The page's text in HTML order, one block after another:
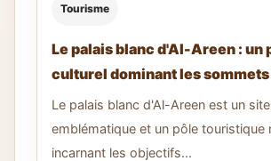
Tourisme
Le palais blanc d'Al-Areen : un
culturel dominant les
Le palais blanc d'Al-Areen est un
emblématique et un pôle touristique
incarnant les objectifs...